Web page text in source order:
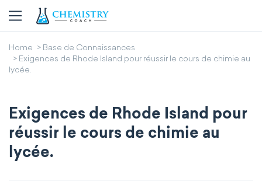
Home
Base de Connaissances
Exigences de Rhode Island pour réussir le cours de chimie au
lycée.
Exigences de Rhode Island pour
réussir le cours de chimie au
lycée.